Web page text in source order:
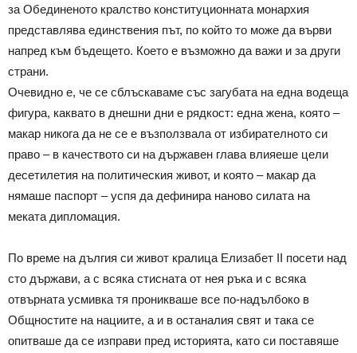
за Обединеното кралство конституционната монархия
представлява единствения път, по който то може да върви
напред към бъдещето. Което е възможно да важи и за други
страни.
Очевидно е, че се сблъскаваме със загубата на една водеща
фигура, каквато в днешни дни е рядкост: една жена, която –
макар никога да не се е възползвала от избирателното си
право – в качеството си на държавен глава влияеше цели
десетилетия на политическия живот, и която – макар да
нямаше паспорт – успя да дефинира наново силата на
меката дипломация.
По време на дългия си живот кралица Елизабет II посети над
сто държави, а с всяка стисната от нея ръка и с всяка
отвърната усмивка тя проникваше все по-надълбоко в
Общностите на нациите, а и в останалия свят и така се
опитваше да се изправи пред историята, като си поставяше